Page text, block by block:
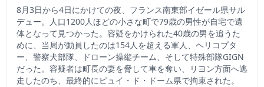
8月3日から4日にかけての夜、フランス南東部イゼール県サル
デュー。人口1200人ほどの小さな町で79歳の男性が自宅で遺
体となって見つかった。容疑をかけられた40歳の男を追うた
めに、当局が動員したのは154人を超える軍人、ヘリコプタ
ー、警察犬部隊、ドローン操縦チーム、そして特殊部隊GIGN
だった。容疑者は町長の妻を脅して車を奪い、リヨン方面へ逃
走したのち、最終的にピュイ・ド・ドーム県で拘束された。